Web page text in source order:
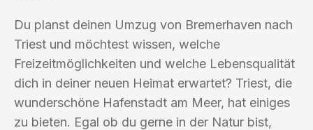
Du planst deinen Umzug von Bremerhaven nach
Triest und möchtest wissen, welche
Freizeitmöglichkeiten und welche Lebensqualität
dich in deiner neuen Heimat erwartet? Triest, die
wunderschöne Hafenstadt am Meer, hat einiges
zu bieten. Egal ob du gerne in der Natur bist,